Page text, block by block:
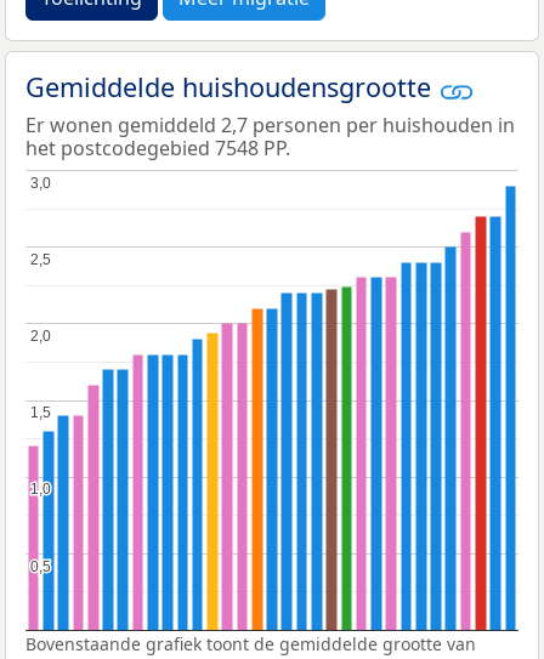
Gemiddelde huishoudensgrootte
Er wonen gemiddeld 2,7 personen per huishouden in
het postcodegebied 7548 PP.
0,5
0,5
1,0
1,0
1,5
1,5
2,0
2,0
2,5
2,5
3,0
3,0
Bovenstaande grafiek toont de gemiddelde grootte van